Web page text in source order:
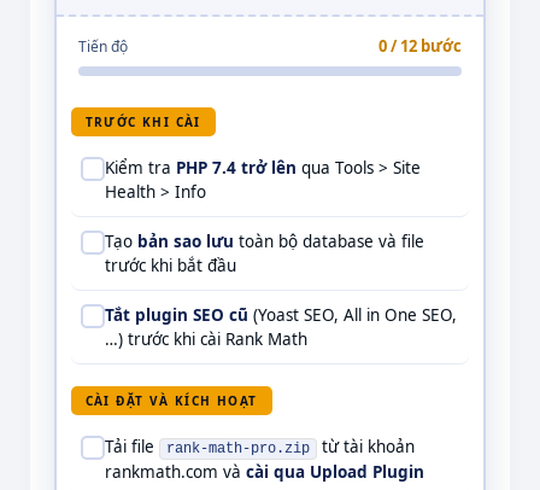
Tiến độ 0 / 12 bước
TRƯỚC KHI CÀI
Kiểm tra PHP 7.4 trở lên qua Tools > Site
Health > Info
Tạo bản sao lưu toàn bộ database và file
trước khi bắt đầu
Tắt plugin SEO cũ (Yoast SEO, All in One SEO,
…) trước khi cài Rank Math
CÀI ĐẶT VÀ KÍCH HOẠT
Tải file rank-math-pro.zip từ tài khoản
rankmath.com và cài qua Upload Plugin